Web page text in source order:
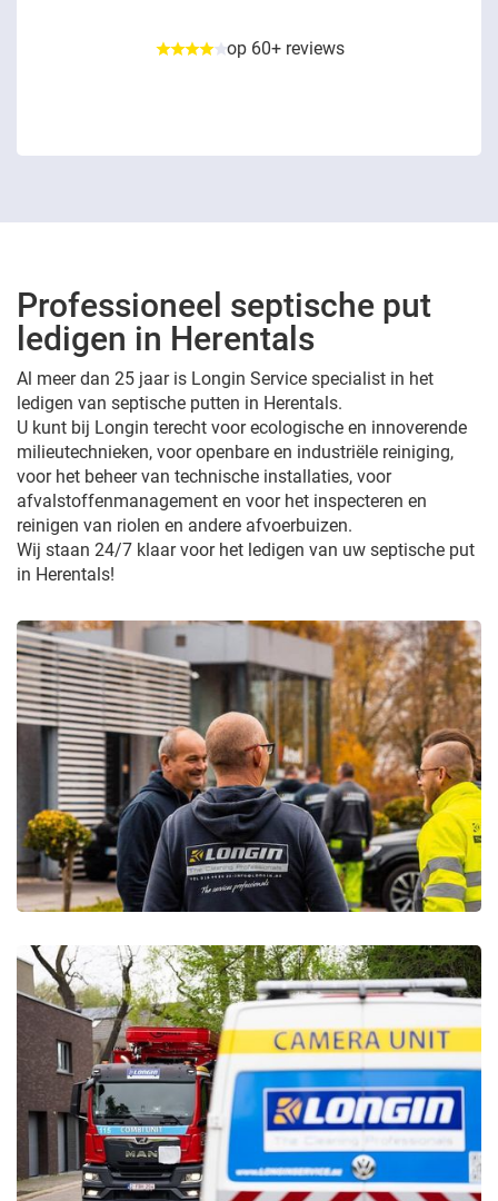
op 60+ reviews
Professioneel septische put
ledigen in Herentals
Al meer dan 25 jaar is Longin Service specialist in het
ledigen van septische putten in Herentals.
U kunt bij Longin terecht voor ecologische en innoverende
milieutechnieken, voor openbare en industriële reiniging,
voor het beheer van technische installaties, voor
afvalstoffenmanagement en voor het inspecteren en
reinigen van riolen en andere afvoerbuizen.
Wij staan 24/7 klaar voor het ledigen van uw septische put
in Herentals!